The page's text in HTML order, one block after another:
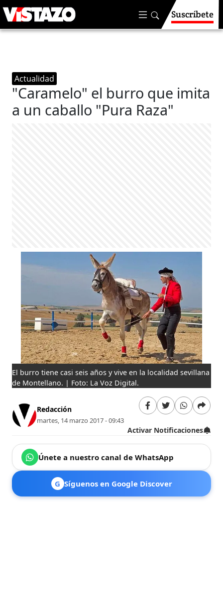
Suscríbete
Actualidad
"Caramelo" el burro que imita
a un caballo "Pura Raza"
El burro tiene casi seis años y vive en la localidad sevillana
de Montellano. | Foto: La Voz Digital.
Redacción
martes, 14 marzo 2017 - 09:43
Activar Notificaciones
Únete a nuestro canal de WhatsApp
G Síguenos en Google Discover